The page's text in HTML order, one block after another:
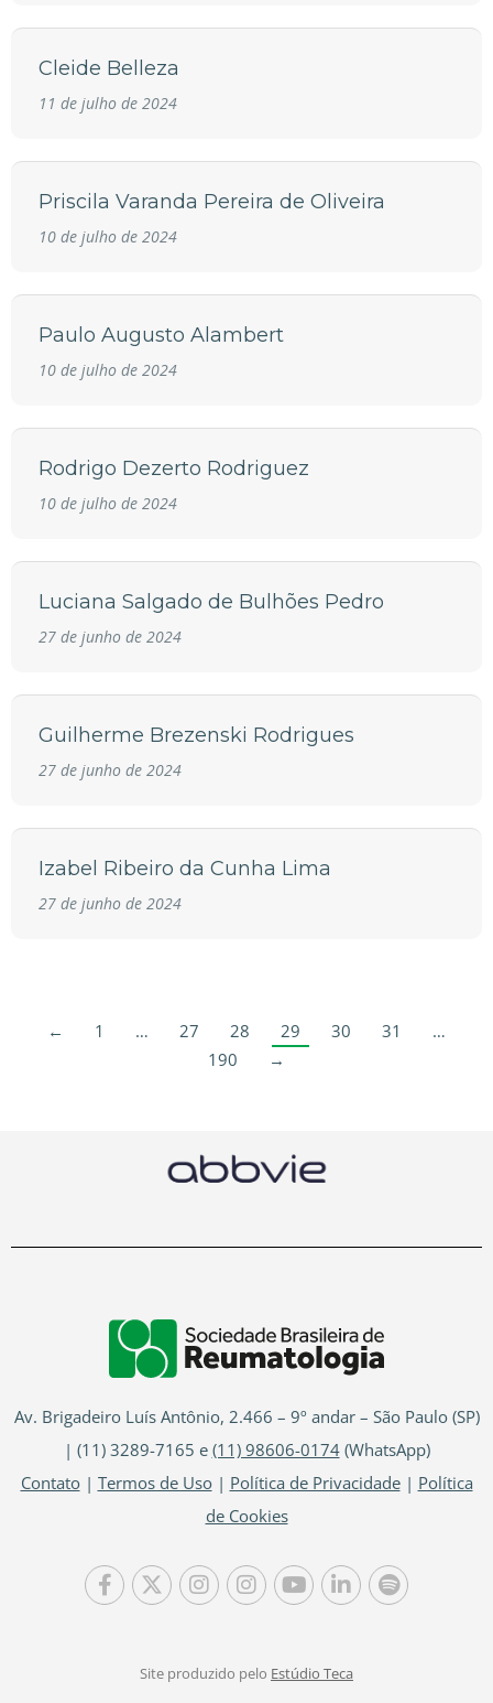
Cleide Belleza
11 de julho de 2024
Priscila Varanda Pereira de Oliveira
10 de julho de 2024
Paulo Augusto Alambert
10 de julho de 2024
Rodrigo Dezerto Rodriguez
10 de julho de 2024
Luciana Salgado de Bulhões Pedro
27 de junho de 2024
Guilherme Brezenski Rodrigues
27 de junho de 2024
Izabel Ribeiro da Cunha Lima
27 de junho de 2024
← 1 … 27 28 29 30 31
…
190
→
Av. Brigadeiro Luís Antônio, 2.466 – 9º andar – São Paulo (SP)
| (11) 3289-7165 e (11) 98606-0174(WhatsApp)
Contato| Termos de Uso| Política de Privacidade| Política
de Cookies
Site produzido pelo Estúdio Teca